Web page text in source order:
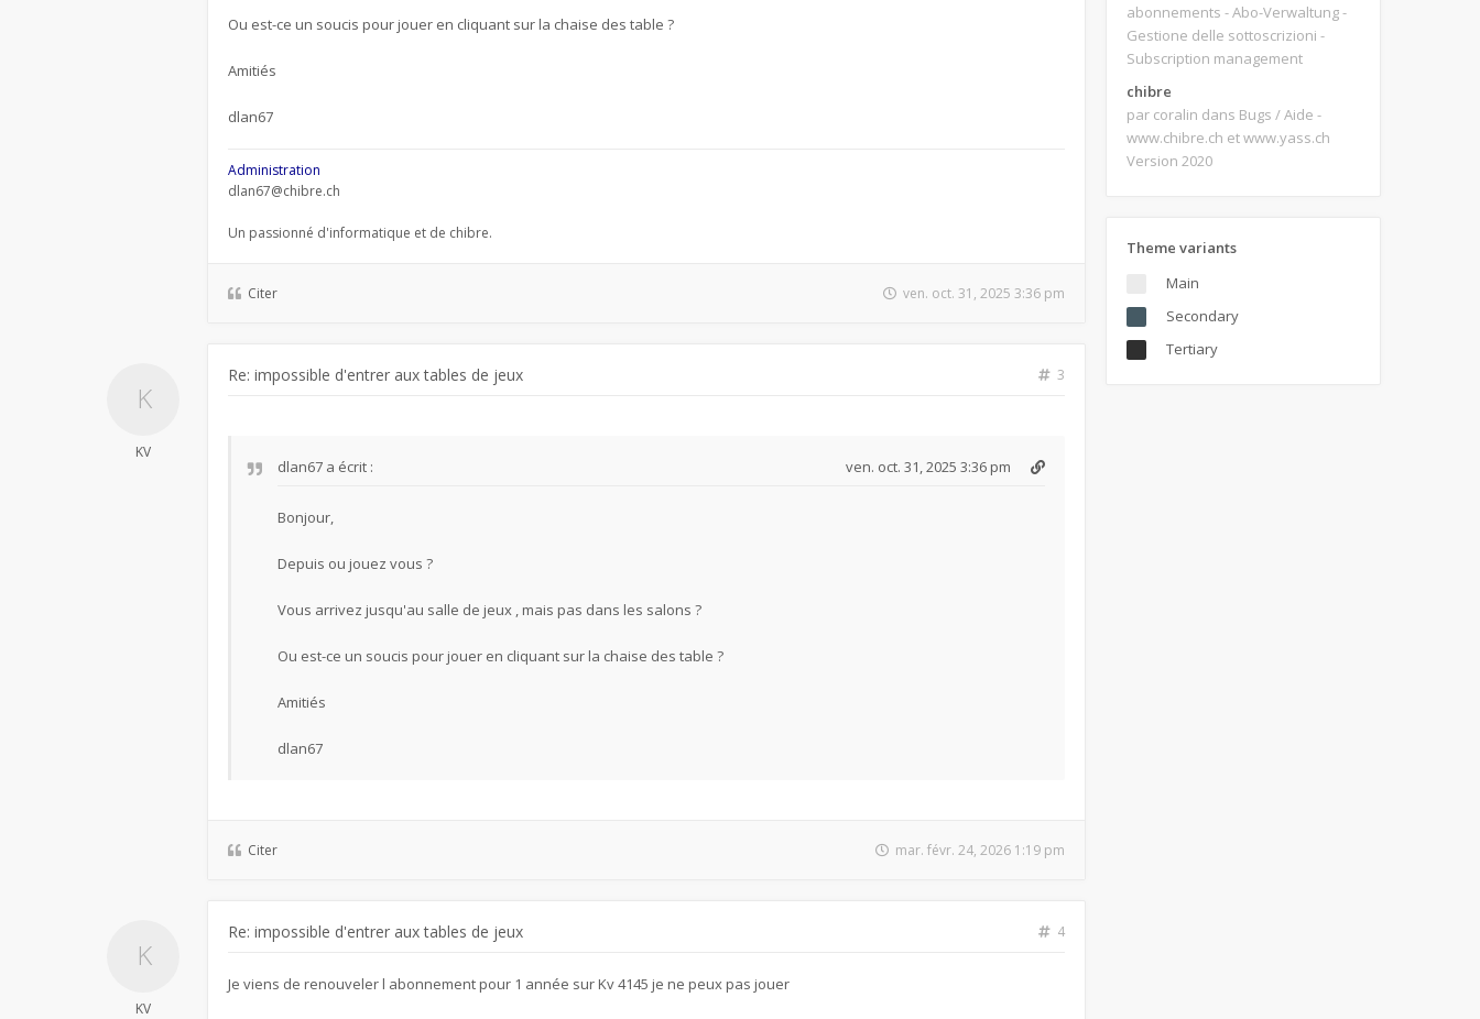
Ou est-ce un soucis pour jouer en cliquant sur la chaise des table ?
Amitiés
dlan67
Administration
dlan67@chibre.ch
Un passionné d'informatique et de chibre.
Citer ven. oct. 31, 2025 3:36 pm
KV
Re: impossible d'entrer aux tables de jeux 3
dlan67 a écrit : ven. oct. 31, 2025 3:36 pm
Bonjour,
Depuis ou jouez vous ?
Vous arrivez jusqu'au salle de jeux , mais pas dans les salons ?
Ou est-ce un soucis pour jouer en cliquant sur la chaise des table ?
Amitiés
dlan67
Citer mar. févr. 24, 2026 1:19 pm
KV
Re: impossible d'entrer aux tables de jeux 4
Je viens de renouveler l abonnement pour 1 année sur Kv 4145 je ne peux pas jouer
abonnements - Abo-Verwaltung -
Gestione delle sottoscrizioni -
Subscription management
chibre
par coralin dans Bugs / Aide -
www.chibre.ch et www.yass.ch
Version 2020
Theme variants
Main
Secondary
Tertiary